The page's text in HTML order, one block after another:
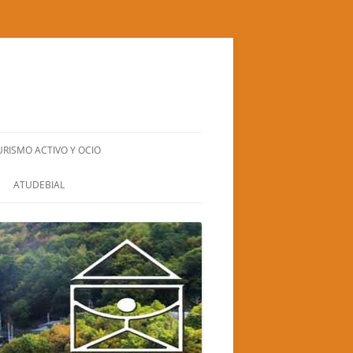
ACTIVO Y OCIO
BIERZO NATURA S.L.
GRAN RUFUS (TEATRO-CIRCO)
ATUDEBIAL